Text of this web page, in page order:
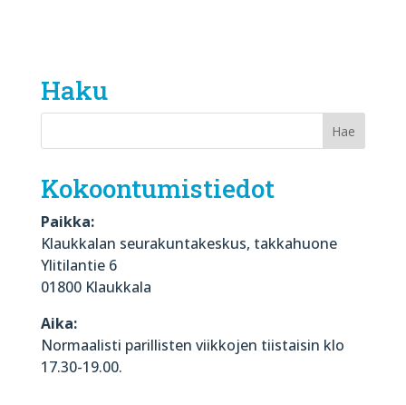
Haku
Kokoontumistiedot
Paikka:
Klaukkalan seurakuntakeskus, takkahuone
Ylitilantie 6
01800 Klaukkala
Aika:
Normaalisti parillisten viikkojen tiistaisin klo
17.30-19.00.